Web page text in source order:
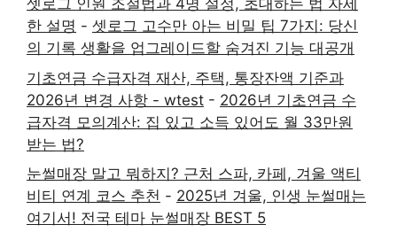
셋로그 인원 조절법과 4명 설정, 초대하는 법 자세
한 설명 - 셋로그 고수만 아는 비밀 팁 7가지: 당신
의 기록 생활을 업그레이드할 숨겨진 기능 대공개
기초연금 수급자격 재산, 주택, 통장잔액 기준과
2026년 변경 사항 - wtest - 2026년 기초연금 수
급자격 모의계산: 집 있고 소득 있어도 월 33만원
받는 법?
눈썰매장 말고 뭐하지? 근처 스파, 카페, 겨울 액티
비티 연계 코스 추천 - 2025년 겨울, 인생 눈썰매는
여기서! 전국 테마 눈썰매장 BEST 5